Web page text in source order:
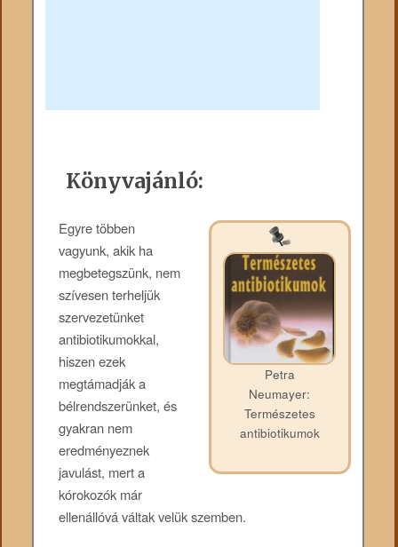
Könyvajánló:
Petra
Neumayer:
Természetes
antibiotikumok
Egyre többen
vagyunk, akik ha
megbetegszünk, nem
szívesen terheljük
szervezetünket
antibiotikumokkal,
hiszen ezek
megtámadják a
bélrendszerünket, és
gyakran nem
eredményeznek
javulást, mert a
kórokozók már
ellenállóvá váltak velük szemben.